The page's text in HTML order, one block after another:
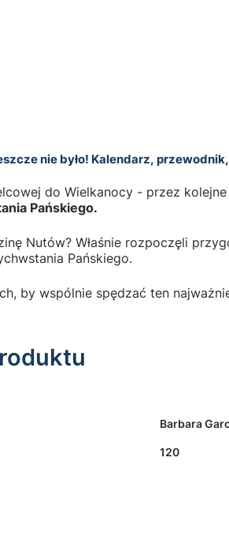
nie było! Kalendarz,
do Wielkanocy - przez
Pańskiego.
Nutów? Właśnie rozpoczęli
Pańskiego.
by wspólnie spędzać ten
Barbara
120